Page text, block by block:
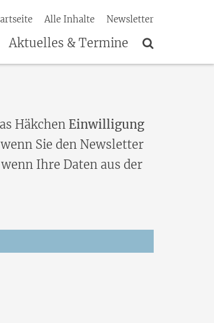
Alle Inhalte Newsletter
Aktuelles & Termine
Häkchen Einwilligung
Sie den Newsletter
Ihre Daten aus der